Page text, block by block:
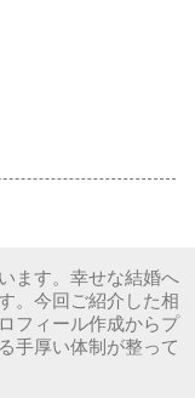
ます。幸せな結婚へ
。今回ご紹介した相
フィール作成からプ
手厚い体制が整って